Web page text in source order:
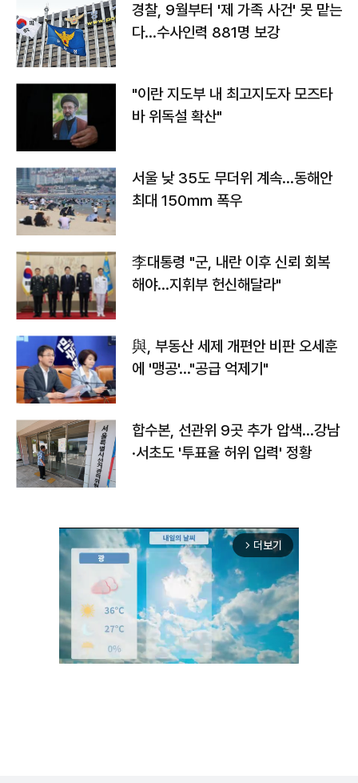
경찰, 9월부터 '제 가족 사건' 못 맡는
다…수사인력 881명 보강
"이란 지도부 내 최고지도자 모즈타
바 위독설 확산"
서울 낮 35도 무더위 계속…동해안
최대 150㎜ 폭우
李대통령 "군, 내란 이후 신뢰 회복
해야…지휘부 헌신해달라"
與, 부동산 세제 개편안 비판 오세훈
에 '맹공'…"공급 억제기"
합수본, 선관위 9곳 추가 압색…강남
·서초도 '투표율 허위 입력' 정황
arrow_forward_ios 더보기